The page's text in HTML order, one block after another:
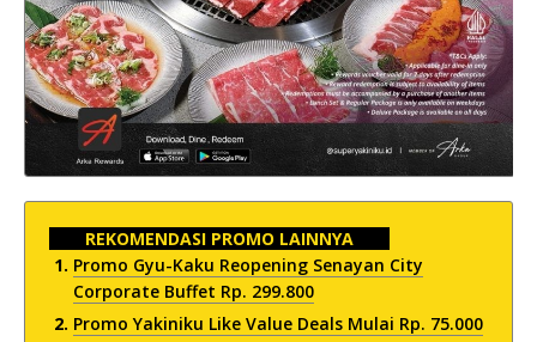
REKOMENDASI PROMO LAINNYA
Promo Gyu-Kaku Reopening Senayan City
Corporate Buffet Rp. 299.800
Promo Yakiniku Like Value Deals Mulai Rp. 75.000